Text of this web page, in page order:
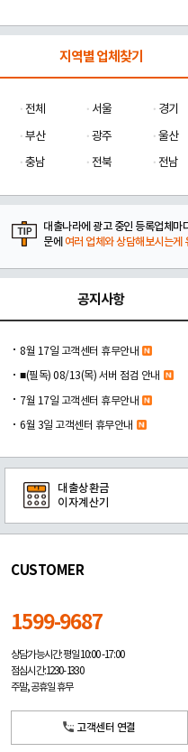
지역별 업체찾기
전체 서울 경기
부산
광주 울산
충남
전북 전남
대출나라에 광고 중인 등록업체마
문에 여러 업체와 상담해보시는게
공지사항
8월 17일 고객센터 휴무안내
■(필독) 08/13(목) 서버 점검 안내
7월 17일 고객센터 휴무안내
6월 3일 고객센터 휴무안내
대출상환금
이자계산기
CUSTOMER
1599-9687
상담가능시간: 평일10:00 -17:00
점심시간: 12:30 - 13:30
주말, 공휴일 휴무
고객센터 연결